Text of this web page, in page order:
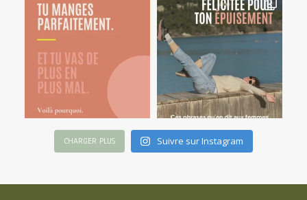
CHARGER PLUS Suivre sur Instagram